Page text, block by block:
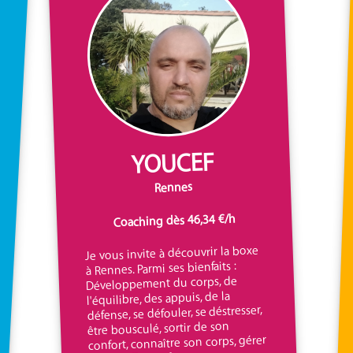
YOUCEF
Rennes
Coaching dès 46,34 €/h
Je vous invite à découvrir la boxe
à Rennes. Parmi ses bienfaits :
Développement du corps, de
l'équilibre, des appuis, de la
défense, se défouler, se déstresser,
être bousculé, sortir de son
confort, connaître son corps, gérer